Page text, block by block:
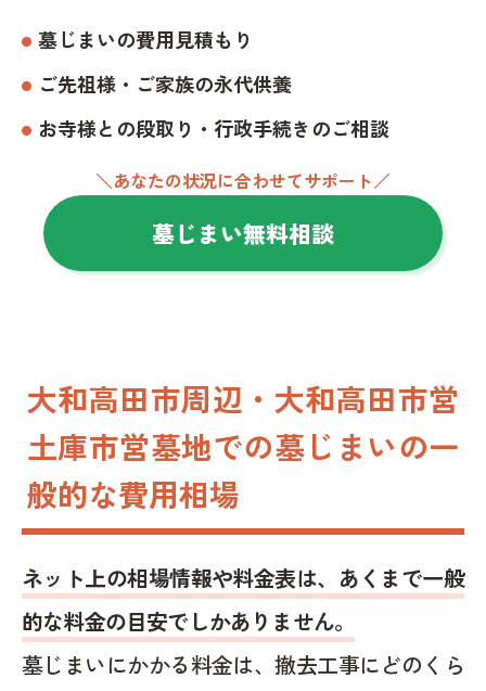
墓じまいの費用見積もり
ご先祖様・ご家族の永代供養
お寺様との段取り・行政手続きのご相談
＼あなたの状況に合わせてサポート／
墓じまい無料相談
大和高田市周辺・大和高田市営
土庫市営墓地での墓じまいの一
般的な費用相場
ネット上の相場情報や料金表は、あくまで一般
的な料金の目安でしかありません。
墓じまいにかかる料金は、撤去工事にどのくら